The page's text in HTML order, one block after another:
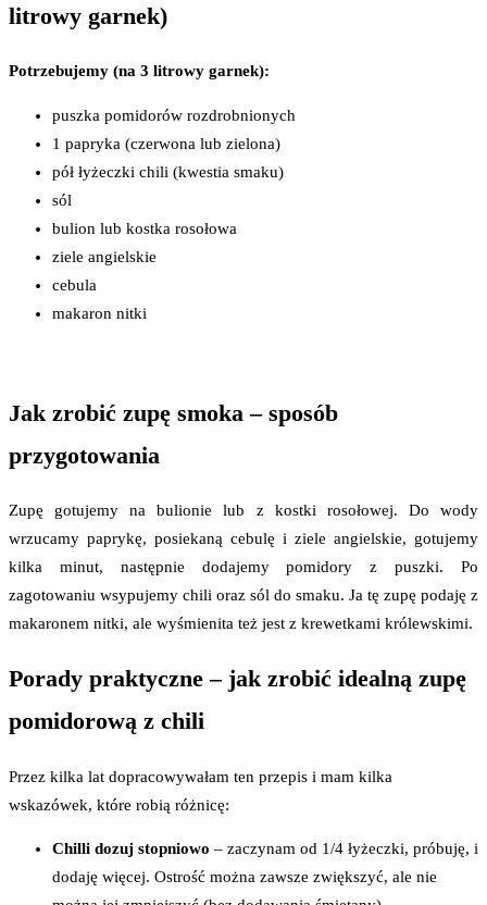
litrowy garnek)
Potrzebujemy (na 3 litrowy garnek):
puszka pomidorów rozdrobnionych
1 papryka (czerwona lub zielona)
pół łyżeczki chili (kwestia smaku)
sól
bulion lub kostka rosołowa
ziele angielskie
cebula
makaron nitki
Jak zrobić zupę smoka – sposób
przygotowania
Zupę gotujemy na bulionie lub z kostki rosołowej. Do wody
wrzucamy paprykę, posiekaną cebulę i ziele angielskie, gotujemy
kilka minut, następnie dodajemy pomidory z puszki. Po
zagotowaniu wsypujemy chili oraz sól do smaku. Ja tę zupę podaję z
makaronem nitki, ale wyśmienita też jest z krewetkami królewskimi.
Porady praktyczne – jak zrobić idealną zupę
pomidorową z chili
Przez kilka lat dopracowywałam ten przepis i mam kilka
wskazówek, które robią różnicę:
Chilli dozuj stopniowo – zaczynam od 1/4 łyżeczki, próbuję, i
dodaję więcej. Ostrość można zawsze zwiększyć, ale nie